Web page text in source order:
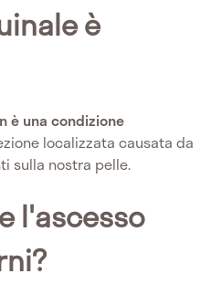
è
è una condizione
localizzata causata da
sulla nostra pelle.
l'ascesso